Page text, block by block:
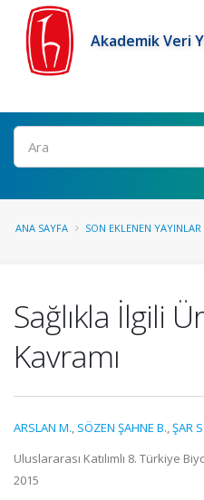
Akademik Veri
Ara
ANA SAYFA SON EKLENEN YAYINLAR
Sağlıkla İlgili
Kavramı
ARSLAN M., SÖZEN ŞAHNE B.,ŞAR S.
Uluslararası Katılımlı 8. Türkiye
2015